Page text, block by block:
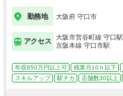
勤務地 大阪府 守口市
アクセス
大阪市営谷町線 守口駅
京阪本線 守口市駅
年収650万円以上可 残業月10ｈ以下
スキルアップ
駅チカ 店舗数30以上